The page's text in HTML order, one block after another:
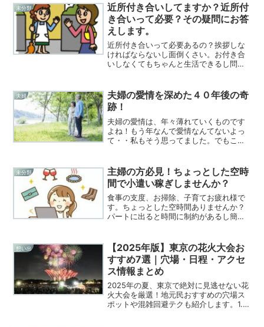
未分類
近所付き合いしてますか？近所付
き合いって必要？その疑問にお答
えします。
近所付き合いって必要あるの？挨拶しな
ければならないし面倒くさい。お付き合
いしなくてもちゃんと生活できるし問題
たくなければそれでいいのですが、何か
と必要なんです。子供がキ...
夫婦
夫婦の愛情を深めた４０年後の奇
跡！
夫婦の愛情は、年々薄れていくものです
よね！もう年なんで愛情なんてないよっ
て・・私もそう思ってました。でもこの
未分類
主婦の方必見！ちょっとした空時
間で小遣い稼ぎしませんか？
食事の支度、お掃除、子育てお疲れ様で
す。ちょっとした空時間ありませんか？
パートに出ると時間に制約があるし簡単
お勧めします。旦那の給料だけでは生活
が苦しい旦那さんの給料だ...
想い出
【2025年版】東京の花火大会お
すすめ7選｜穴場・日程・アクセ
ス情報まとめ
2025年の夏、東京で絶対に見逃せない花
火大会を厳選！地元民おすすめの穴場ス
ポットや混雑回避テクも紹介します。1.